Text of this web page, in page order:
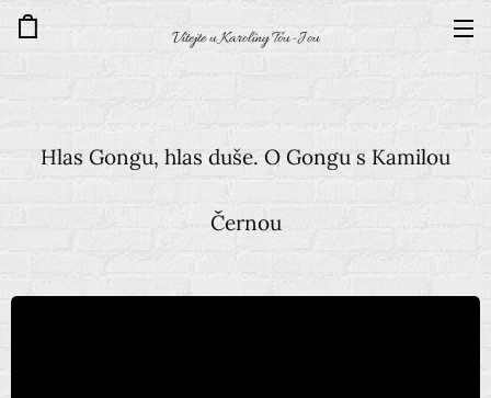
Vítejte u Karolíny Tou-Jou
Hlas Gongu, hlas duše. O Gongu s Kamilou
Černou